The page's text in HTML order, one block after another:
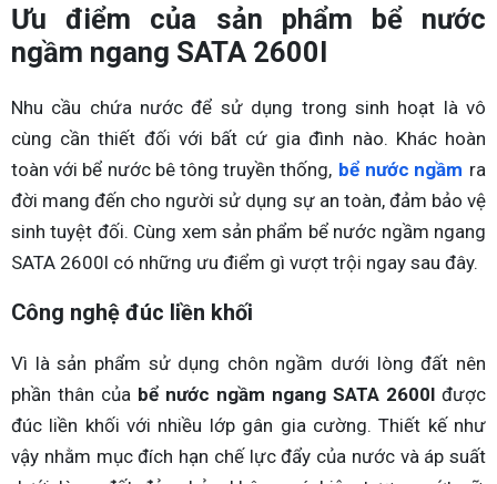
Ưu điểm của sản phẩm bể nước
ngầm ngang SATA 2600l
Nhu cầu chứa nước để sử dụng trong sinh hoạt là vô
cùng cần thiết đối với bất cứ gia đình nào. Khác hoàn
toàn với bể nước bê tông truyền thống, bể nước ngầm ra
đời mang đến cho người sử dụng sự an toàn, đảm bảo vệ
sinh tuyệt đối. Cùng xem sản phẩm bể nước ngầm ngang
SATA 2600l có những ưu điểm gì vượt trội ngay sau đây.
Công nghệ đúc liền khối
Vì là sản phẩm sử dụng chôn ngầm dưới lòng đất nên
phần thân của bể nước ngầm ngang SATA 2600l được
đúc liền khối với nhiều lớp gân gia cường. Thiết kế như
vậy nhằm mục đích hạn chế lực đẩy của nước và áp suất